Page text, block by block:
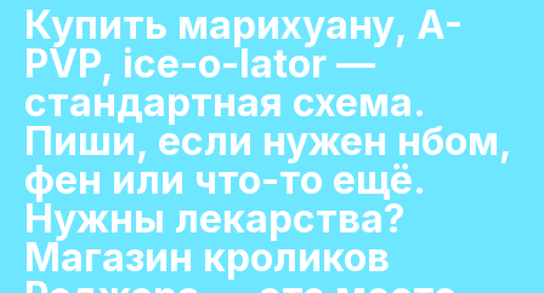
Купить марихуану, A-
PVP, ice-o-lator —
стандартная схема.
Пиши, если нужен нбом,
фен или что-то ещё.
Нужны лекарства?
Магазин кроликов